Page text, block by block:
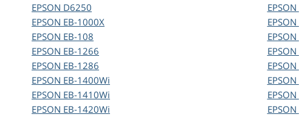
EPSON D6250
EPSON EB-1000X
EPSON EB-108
EPSON EB-1266
EPSON EB-1286
EPSON EB-1400Wi
EPSON EB-1410Wi
EPSON EB-1420Wi
EPSON
EPSON
EPSON
EPSON
EPSON
EPSON
EPSON
EPSON